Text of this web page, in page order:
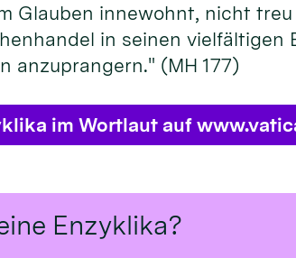
Glauben innewohnt, nicht
in seinen vielfältigen
anzuprangern." (MH 177)
im Wortlaut auf
Enzyklika?